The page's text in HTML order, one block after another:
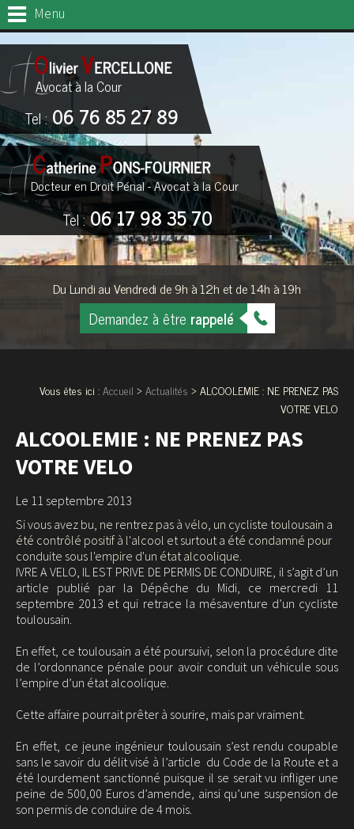
Menu
Avocat à la Cour
Tel :06 76 85 27 89
Docteur en Droit Pénal - Avocat à la Cour
Tel :06 17 98 35 70
Du Lundi au Vendredi de 9h à 12h et de 14h à 19h
Demandez à être rappelé
Vous êtes ici :Accueil >Actualités > ALCOOLEMIE : NE PRENEZ PAS
VOTRE VELO
ALCOOLEMIE : NE PRENEZ PAS
VOTRE VELO
Le 11 septembre 2013
Si vous avez bu, ne rentrez pas à vélo, un cycliste toulousain a
été contrôlé positif à l'alcool et surtout a été condamné pour
conduite sous l'empire d'un état alcoolique.
IVRE A VELO, IL EST PRIVE DE PERMIS DE CONDUIRE, il s’agit d’un
article publié par la Dépêche du Midi, ce mercredi 11
septembre 2013 et qui retrace la mésaventure d’un cycliste
toulousain.
En effet, ce toulousain a été poursuivi, selon la procédure dite
de l’ordonnance pénale pour avoir conduit un véhicule sous
l’empire d’un état alcoolique.
Cette affaire pourrait prêter à sourire, mais par vraiment.
En effet, ce jeune ingénieur toulousain s’est rendu coupable
sans le savoir du délit visé à l’article du Code de la Route et a
été lourdement sanctionné puisque il se serait vu infliger une
peine de 500,00 Euros d’amende, ainsi qu’une suspension de
son permis de conduire de 4 mois.